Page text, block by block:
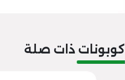
كوبونات ذات صلة